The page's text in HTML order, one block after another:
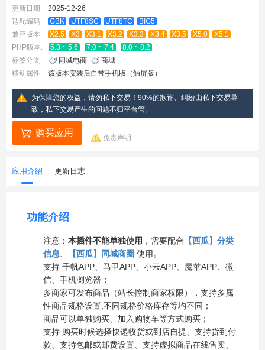
更新日期:
2025-12-26
适配编码:
GBK UTF8SC UTF8TC
BIG5
兼容版本:
X2.5 X3 X3.1 X3.2 X3.3 X3.4 X3.5 X5.0
X5.1
PHP版本:
5.3 ~ 5.6 7.0 ~ 7.4
8.0 ~ 8.2
标签分类:
同城电商
商城
移动属性:
该版本安装后自带手机版（触屏版）
为保障您的权益，请勿私下交易！90%的欺诈、纠纷由私下交易导
致，私下交易产生的问题不归平台管。
购买应用 免责声明
应用介绍 更新日志
功能介绍
注意： 本插件不能单独使用 ，需要配合 【西瓜】分类
信息
【西瓜】同城商圈 使用。
支持 千帆APP、马甲APP、小云APP、魔苹APP、微
信、手机浏览器；
多商家可发布商品（站长控制商家权限），支持多属
性商品规格设置,不同规格价格库存等均不同；
商品可以单独购买、加入购物车等方式购买；
支持 购买时候选择快递收货或到店自提、支持货到付
款、支持包邮或邮费设置、支持虚拟商品在线售卖、